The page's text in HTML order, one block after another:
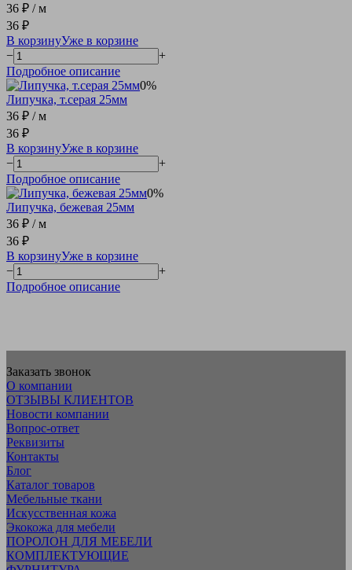
36 ₽ / м
36 ₽
В корзинуУже в корзине
−
+
Подробное описание
0%
Липучка, т.серая 25мм
36 ₽ / м
36 ₽
В корзинуУже в корзине
−
+
Подробное описание
0%
Липучка, бежевая 25мм
36 ₽ / м
36 ₽
В корзинуУже в корзине
−
+
Подробное описание
Заказать звонок
О компании
ОТЗЫВЫ КЛИЕНТОВ
Новости компании
Вопрос-ответ
Реквизиты
Контакты
Блог
Каталог товаров
Мебельные ткани
Искусcтвенная кожа
Экокожа для мебели
ПОРОЛОН ДЛЯ МЕБЕЛИ
КОМПЛЕКТУЮЩИЕ